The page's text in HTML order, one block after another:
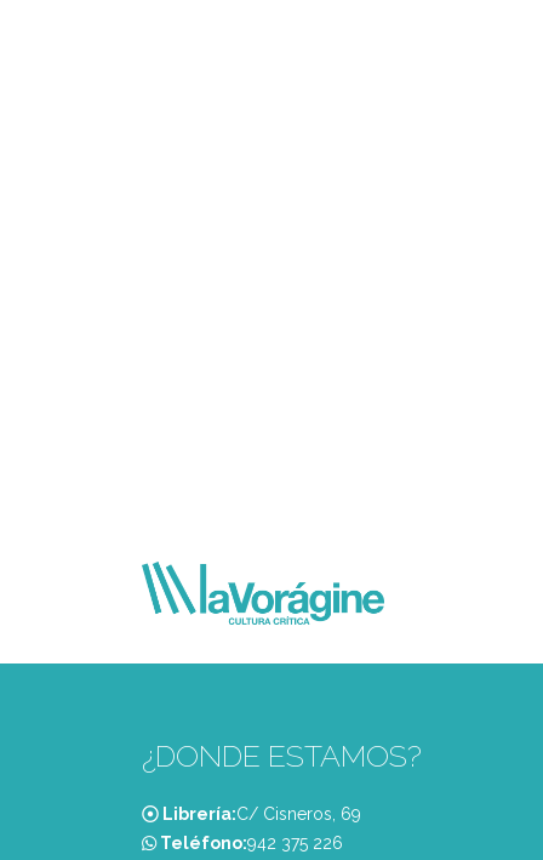
¿DONDE ESTAMOS?
Librería:C/ Cisneros, 69
Teléfono:‭942 375 226‬